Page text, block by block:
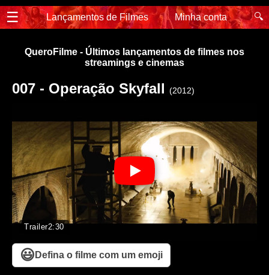
☰ Lançamentos de Filmes Minha conta 🔍
QueroFilme - Últimos lançamentos de filmes nos
streamings e cinemas
007 - Operação Skyfall (2012)
Trailer2:30
😃 Defina o filme com um emoji